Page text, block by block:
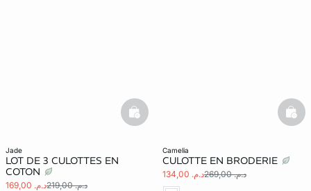
jade
LOT DE 3 CULOTTES EN
COTON
د.م. 169,00 د.م. 219,00
basketfull
camelia
CULOTTE EN BRODERIE
د.م. 134,00 د.م. 269,00